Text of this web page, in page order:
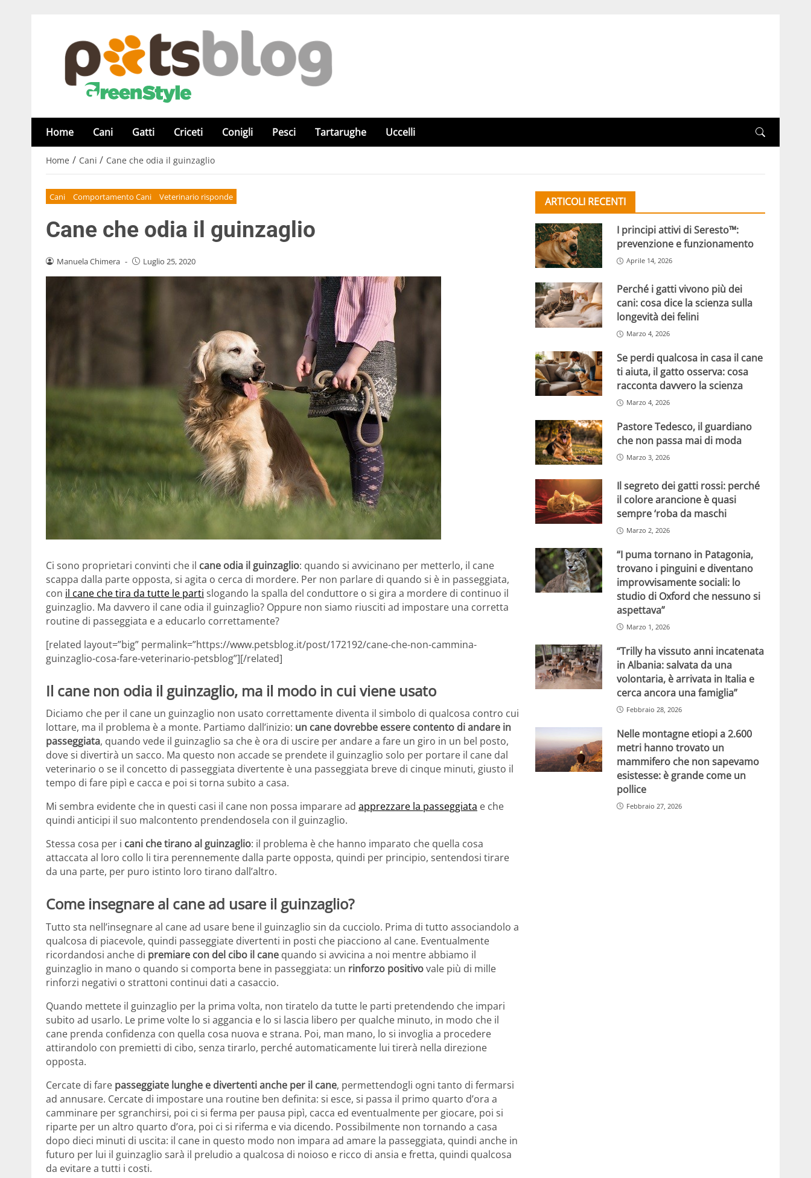
Home Cani Gatti Criceti Conigli Pesci Tartarughe Uccelli
Home / Cani / Cane che odia il guinzaglio
Cani Comportamento Cani Veterinario risponde
Cane che odia il guinzaglio
Manuela Chimera - Luglio 25, 2020
Ci sono proprietari convinti che il cane odia il guinzaglio: quando si avvicinano per metterlo, il cane
scappa dalla parte opposta, si agita o cerca di mordere. Per non parlare di quando si è in passeggiata,
con il cane che tira da tutte le parti slogando la spalla del conduttore o si gira a mordere di continuo il
guinzaglio. Ma davvero il cane odia il guinzaglio? Oppure non siamo riusciti ad impostare una corretta
routine di passeggiata e a educarlo correttamente?
[related layout=”big” permalink=”https://www.petsblog.it/post/172192/cane-che-non-cammina-
guinzaglio-cosa-fare-veterinario-petsblog”][/related]
Il cane non odia il guinzaglio, ma il modo in cui viene usato
Diciamo che per il cane un guinzaglio non usato correttamente diventa il simbolo di qualcosa contro cui
lottare, ma il problema è a monte. Partiamo dall’inizio: un cane dovrebbe essere contento di andare in
passeggiata, quando vede il guinzaglio sa che è ora di uscire per andare a fare un giro in un bel posto,
dove si divertirà un sacco. Ma questo non accade se prendete il guinzaglio solo per portare il cane dal
veterinario o se il concetto di passeggiata divertente è una passeggiata breve di cinque minuti, giusto il
tempo di fare pipì e cacca e poi si torna subito a casa.
Mi sembra evidente che in questi casi il cane non possa imparare ad apprezzare la passeggiata e che
quindi anticipi il suo malcontento prendendosela con il guinzaglio.
Stessa cosa per i cani che tirano al guinzaglio: il problema è che hanno imparato che quella cosa
attaccata al loro collo li tira perennemente dalla parte opposta, quindi per principio, sentendosi tirare
da una parte, per puro istinto loro tirano dall’altro.
Come insegnare al cane ad usare il guinzaglio?
Tutto sta nell’insegnare al cane ad usare bene il guinzaglio sin da cucciolo. Prima di tutto associandolo a
qualcosa di piacevole, quindi passeggiate divertenti in posti che piacciono al cane. Eventualmente
ricordandosi anche di premiare con del cibo il cane quando si avvicina a noi mentre abbiamo il
guinzaglio in mano o quando si comporta bene in passeggiata: un rinforzo positivovale più di mille
rinforzi negativi o strattoni continui dati a casaccio.
Quando mettete il guinzaglio per la prima volta, non tiratelo da tutte le parti pretendendo che impari
subito ad usarlo. Le prime volte lo si aggancia e lo si lascia libero per qualche minuto, in modo che il
cane prenda confidenza con quella cosa nuova e strana. Poi, man mano, lo si invoglia a procedere
attirandolo con premietti di cibo, senza tirarlo, perché automaticamente lui tirerà nella direzione
opposta.
Cercate di fare passeggiate lunghe e divertenti anche per il cane, permettendogli ogni tanto di fermarsi
ad annusare. Cercate di impostare una routine ben definita: si esce, si passa il primo quarto d’ora a
camminare per sgranchirsi, poi ci si ferma per pausa pipì, cacca ed eventualmente per giocare, poi si
riparte per un altro quarto d’ora, poi ci si riferma e via dicendo. Possibilmente non tornando a casa
dopo dieci minuti di uscita: il cane in questo modo non impara ad amare la passeggiata, quindi anche in
futuro per lui il guinzaglio sarà il preludio a qualcosa di noioso e ricco di ansia e fretta, quindi qualcosa
da evitare a tutti i costi.
ARTICOLI RECENTI
I principi attivi di Seresto™:
prevenzione e funzionamento
Aprile 14, 2026
Perché i gatti vivono più dei
cani: cosa dice la scienza sulla
longevità dei felini
Marzo 4, 2026
Se perdi qualcosa in casa il cane
ti aiuta, il gatto osserva: cosa
racconta davvero la scienza
Marzo 4, 2026
Pastore Tedesco, il guardiano
che non passa mai di moda
Marzo 3, 2026
Il segreto dei gatti rossi: perché
il colore arancione è quasi
sempre ‘roba da maschi
Marzo 2, 2026
“I puma tornano in Patagonia,
trovano i pinguini e diventano
improvvisamente sociali: lo
studio di Oxford che nessuno si
aspettava”
Marzo 1, 2026
“Trilly ha vissuto anni incatenata
in Albania: salvata da una
volontaria, è arrivata in Italia e
cerca ancora una famiglia”
Febbraio 28, 2026
Nelle montagne etiopi a 2.600
metri hanno trovato un
mammifero che non sapevamo
esistesse: è grande come un
pollice
Febbraio 27, 2026